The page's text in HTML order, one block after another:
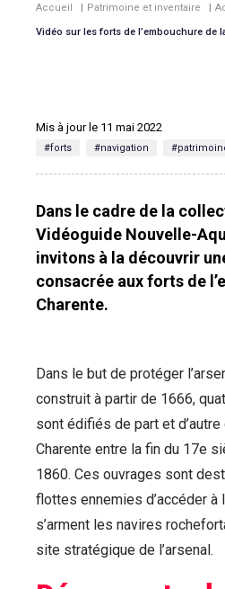
Accueil | Patrimoine et inventaire |
Vidéo sur les forts de l’embouchure de
Mis à jour le 11 mai 2022
#forts #navigation
Dans le cadre de la
Vidéoguide Nouvelle-
invitons à la découvrir
consacrée aux forts de
Charente.
Dans le but de protéger
construit à partir de 1666,
sont édifiés de part et d’autre
Charente entre la fin du 17e
1860. Ces ouvrages sont
flottes ennemies d’accéder à
s’arment les navires
site stratégique de l’arsenal.